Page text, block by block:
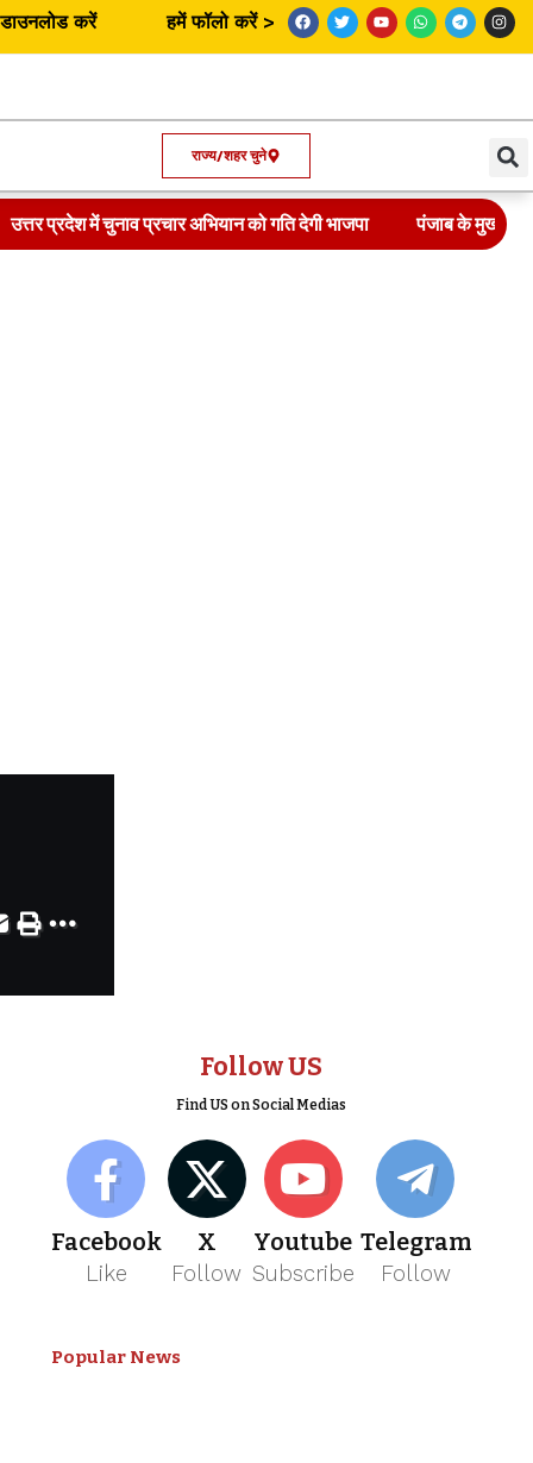
करें हमें फॉलो करें >
राज्य/शहर चुने
उत्तर प्रदेश में चुनाव प्रचार अभियान को गति देगी भाजपा पंजाब के
Follow US
Find US on Social Medias
Facebook
Like
X
Follow
Youtube
Subscribe
Telegram
Follow
Popular News